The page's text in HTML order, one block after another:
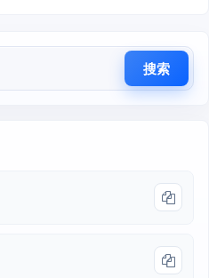
搜索